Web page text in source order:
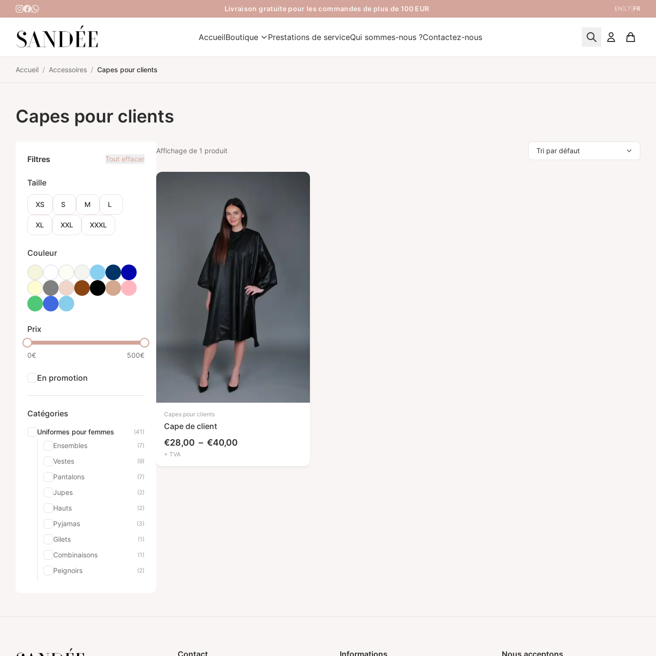
Aller au contenu Livraison gratuite pour les commandes de plus de 100 EUR EN LT FR
AccueilBoutique Prestations de serviceQui sommes-nous ?Contactez-nous
Accueil / Accessoires / Capes pour clients
Capes pour clients
Filtres Tout effacer
Taille
XS S M L
XL XXL XXXL
Couleur
Prix
0€ 500€
En promotion
Catégories
Uniformes pour femmes (41)
Ensembles (7)
Vestes (9)
Pantalons (7)
Jupes (2)
Hauts (2)
Pyjamas (3)
Gilets (1)
Combinaisons (1)
Peignoirs (2)
Vestes
Affichage de 1 produit
Capes pour clients
Cape de client
€28,00 – €40,00
prix :
+ TVA
Contact Informations Nous acceptons